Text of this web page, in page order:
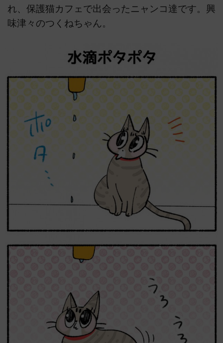
れ、保護猫カフェで出会ったニャンコ達です。興
味津々のつくねちゃん。